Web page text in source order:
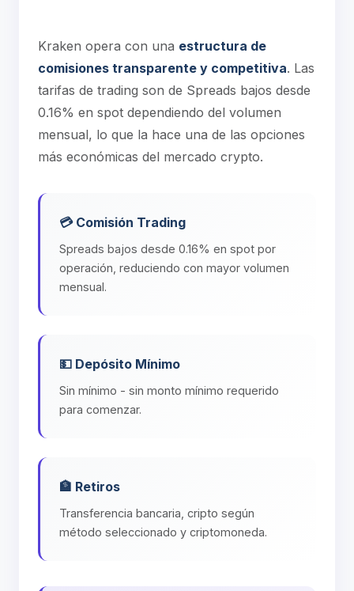
Kraken opera con una estructura de
comisiones transparente y competitiva. Las
tarifas de trading son de Spreads bajos desde
0.16% en spot dependiendo del volumen
mensual, lo que la hace una de las opciones
más económicas del mercado crypto.
💳 Comisión Trading
Spreads bajos desde 0.16% en spot por
operación, reduciendo con mayor volumen
mensual.
💵 Depósito Mínimo
Sin mínimo - sin monto mínimo requerido
para comenzar.
🏦 Retiros
Transferencia bancaria, cripto según
método seleccionado y criptomoneda.